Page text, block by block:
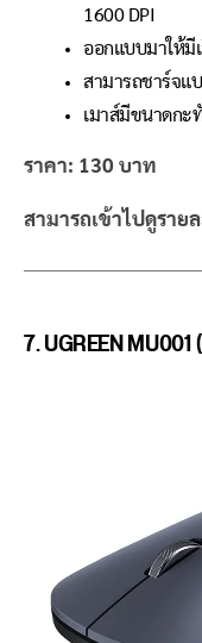
1600 DPI
ออกแบบมาให้มี
สามารถชาร์จแ
เมาส์มีขนาดกะ
ราคา: 130 บาท
สามารถเข้าไปดูราย
7. UGREEN